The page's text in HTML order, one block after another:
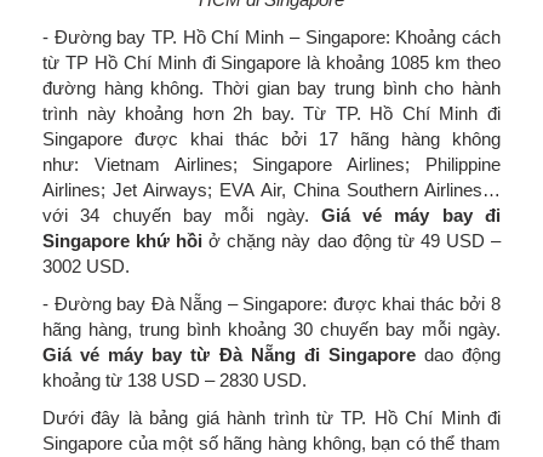
- Đường bay TP. Hồ Chí Minh – Singapore: Khoảng cách
từ TP Hồ Chí Minh đi Singapore là khoảng 1085 km theo
đường hàng không. Thời gian bay trung bình cho hành
trình này khoảng hơn 2h bay. Từ TP. Hồ Chí Minh đi
Singapore được khai thác bởi 17 hãng hàng không
như: Vietnam Airlines; Singapore Airlines; Philippine
Airlines; Jet Airways; EVA Air, China Southern Airlines…
với 34 chuyến bay mỗi ngày. Giá vé máy bay đi
Singapore khứ hồi ở chặng này dao động từ 49 USD –
3002 USD.
- Đường bay Đà Nẵng – Singapore: được khai thác bởi 8
hãng hàng, trung bình khoảng 30 chuyến bay mỗi ngày.
Giá vé máy bay từ Đà Nẵng đi Singaporedao động
khoảng từ 138 USD – 2830 USD.
Dưới đây là bảng giá hành trình từ TP. Hồ Chí Minh đi
Singapore của một số hãng hàng không, bạn có thể tham